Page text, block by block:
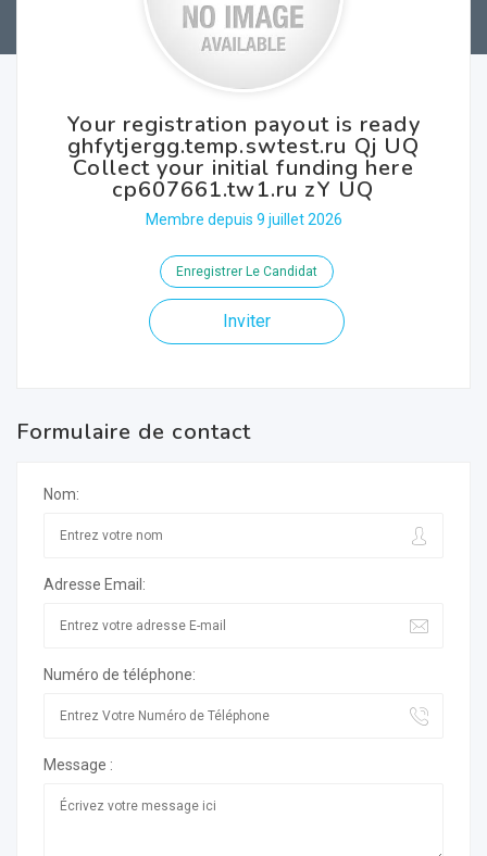
Your registration payout is ready
ghfytjergg.temp.swtest.ru Qj UQ
Collect your initial funding here
cp607661.tw1.ru zY UQ
Membre depuis 9 juillet 2026
Enregistrer Le Candidat
Inviter
Formulaire de contact
Nom:
Adresse Email:
Numéro de téléphone:
Message :